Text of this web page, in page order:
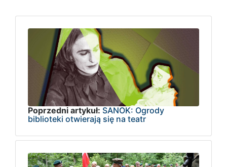
Poprzedni artykuł: SANOK: Ogrody
biblioteki otwierają się na teatr